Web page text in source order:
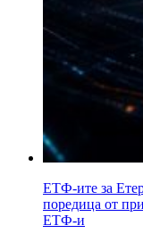
ЕТФ-ите за
поредица от
ЕТФ-и